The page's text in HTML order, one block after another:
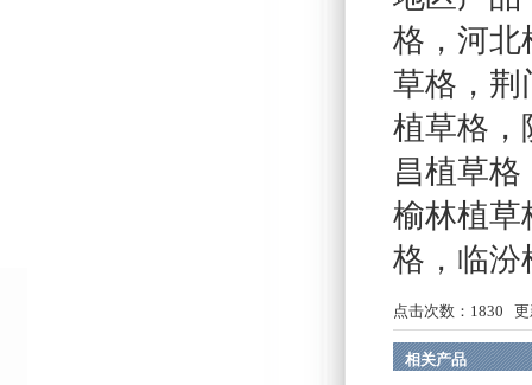
格 ， 河北
草格 ， 荆
植草格 ，
昌植草格
榆林植草
格 ， 临汾
点击次数： 1830 更
相关产品